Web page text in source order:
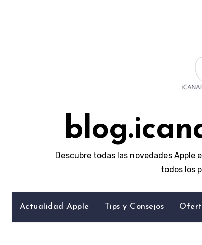
Descubre todas las novedades Apple
todos los
Actualidad Apple Tips y Consejos